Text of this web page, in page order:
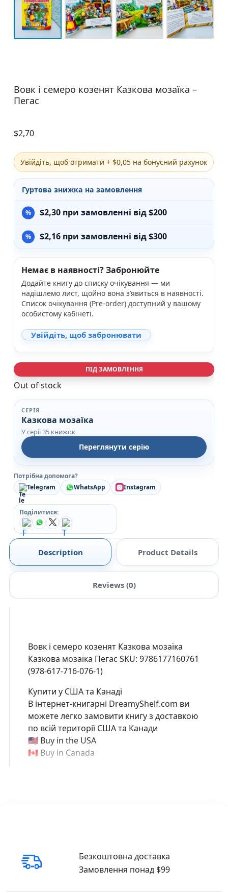
Вовк і семеро козенят Казкова мозаїка –
Пегас
$2,70
Увійдіть, щоб отримати + $0,05 на бонусний рахунок
Гуртова знижка на замовлення
$2,30 при замовленні від $200
$2,16 при замовленні від $300
Немає в наявності? Забронюйте
Додайте книгу до списку очікування — ми
надішлемо лист, щойно вона з’явиться в наявності.
Список очікування (Pre-order) доступний у вашому
особистому кабінеті.
Увійдіть, щоб забронювати
ПІД ЗАМОВЛЕННЯ
Out of stock
СЕРІЯ
Казкова мозаїка
У серії 35 книжок
Переглянути серію
Потрібна допомога?
Telegram
WhatsApp Instagram
Поділитися:
Description Product Details
Reviews (0)
Вовк і семеро козенят Казкова мозаїка
Казкова мозаїка Пегас SKU: 9786177160761
(978-617-716-076-1)
Купити у США та Канаді
В інтернет-книгарні DreamyShelf.com ви
можете легко замовити книгу з доставкою
по всій території США та Канади
🇺🇸 Buy in the USA
🇨🇦 Buy in Canada
Безкоштовна доставка
Замовлення понад $99